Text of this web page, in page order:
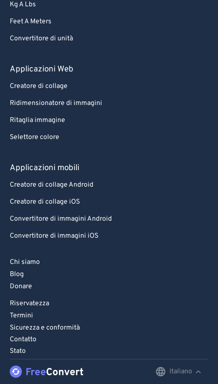
Kg A Lbs
Feet A Meters
Convertitore di unità
Applicazioni Web
Creatore di collage
Ridimensionatore di immagini
Ritaglia immagine
Selettore colore
Applicazioni mobili
Creatore di collage Android
Creatore di collage iOS
Convertitore di immagini Android
Convertitore di immagini iOS
Chi siamo
Blog
Donare
Riservatezza
Termini
Sicurezza e conformità
Contatto
Stato
Italiano